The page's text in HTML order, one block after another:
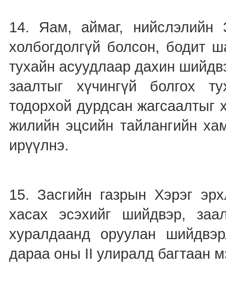
14. Яам, аймаг, нийслэлийн
холбогдолгүй болсон, бодит
тухайн асуудлаар дахин
заалтыг хүчингүй болгох
тодорхой дурдсан жагсаалтыг
жилийн эцсийн тайлангийн
ирүүлнэ.
15. Засгийн газрын Хэрэг
хасах эсэхийг шийдвэр,
хуралдаанд оруулан
дараа оны II улиралд багтаан